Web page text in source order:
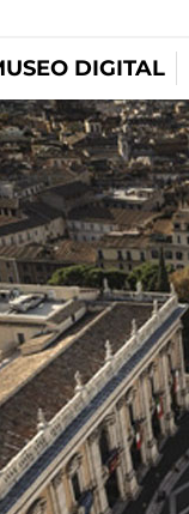
DIGITAL